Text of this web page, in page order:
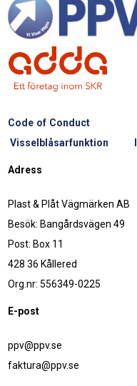
Code of Conduct
Visselblåsarfunktion
Adress
Plast & Plåt Vägmärken AB
Besök: Bangårdsvägen 49
Post: Box 11
428 36 Kållered
Org.nr: 556349-0225
E-post
ppv@ppv.se
faktura@ppv.se